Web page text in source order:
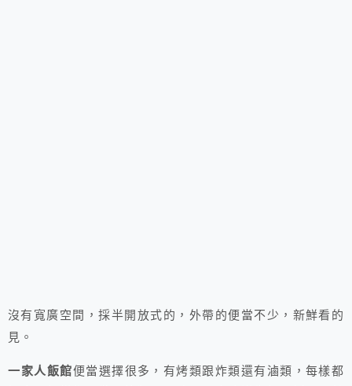
沒有寬廣空間，採半開放式的，外帶的便當不少，新鮮看的
見。
一家人飯館便當選擇很多，有烤類跟炸類還有滷類，每樣都